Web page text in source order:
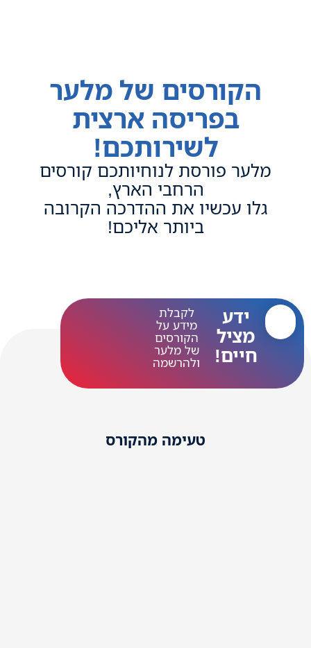
הקורסים של מלער
בפריסה ארצית
לשירותכם!
מלער פורסת לנוחיותכם קורסים
הרחבי הארץ,
גלו עכשיו את ההדרכה הקרובה
ביותר אליכם!
ידע
מציל
חיים!
לקבלת
מידע על
הקורסים
של מלער
ולהרשמה
טעימה מהקורס